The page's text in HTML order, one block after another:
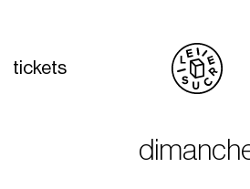
tickets